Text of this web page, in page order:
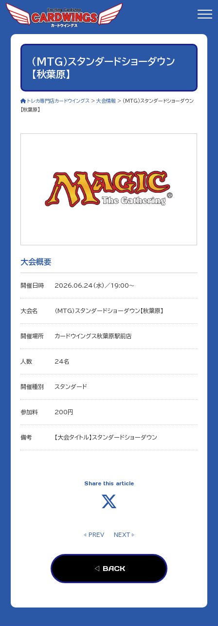
（MTG）スタンダードショーダウン
【秋葉原】
トレカ専門店カードウイングス >大会情報 > （MTG）スタンダードショーダウン
【秋葉原】
大会概要
開催日時 2026.06.24(水)／19:00〜
大会名 （MTG）スタンダードショーダウン【秋葉原】
開催場所 カードウイングス秋葉原駅前店
人数 24名
開催種別 スタンダード
参加料 200円
備考 【大会タイトル】スタンダードショーダウン
Share this article
◁ PREV NEXT ▷
◁ BACK